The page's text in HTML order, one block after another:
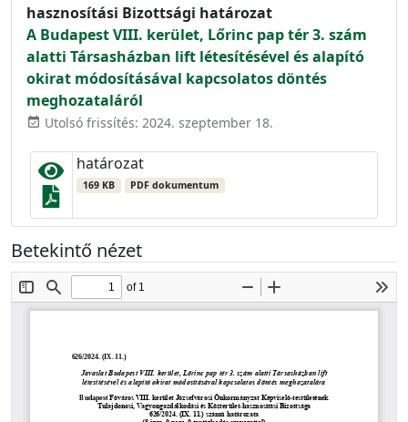
hasznosítási Bizottsági határozat
A Budapest VIII. kerület, Lőrinc pap tér 3. szám
alatti Társasházban lift létesítésével és alapító
okirat módosításával kapcsolatos döntés
meghozataláról
event_available Utolsó frissítés: 2024. szeptember 18.
határozat
169 KB PDF dokumentum
Betekintő nézet